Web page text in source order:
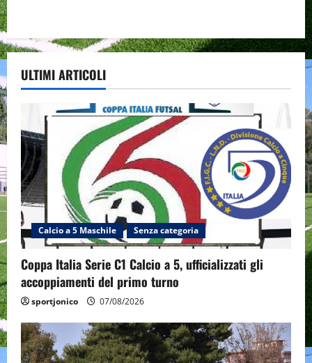
ULTIMI ARTICOLI
Calcio a 5 Maschile Senza categoria
Coppa Italia Serie C1 Calcio a 5, ufficializzati gli
accoppiamenti del primo turno
sportjonico 07/08/2026